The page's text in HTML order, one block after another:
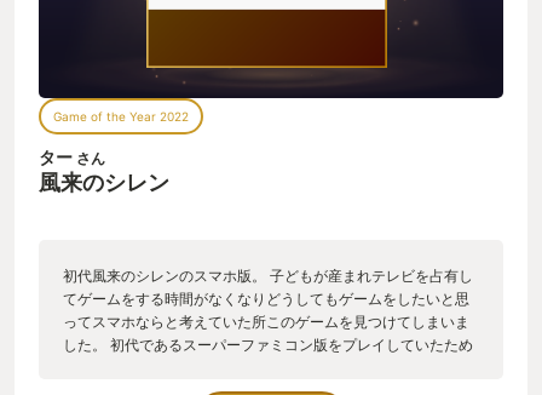
Game of the Year 2022
ター さん
風来のシレン
初代風来のシレンのスマホ版。 子どもが産まれテレビを占有し
てゲームをする時間がなくなりどうしてもゲームをしたいと思
ってスマホならと考えていた所このゲームを見つけてしまいま
した。 初代であるスーパーファミコン版をプレイしていたため
しいゲームだったのを思い出し思わず購入。 こんな感じだった